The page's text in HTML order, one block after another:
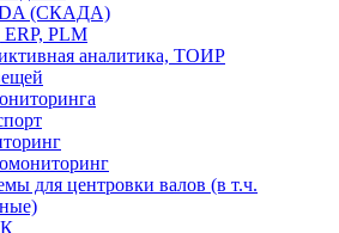
(СКАДА)
ERP, PLM
аналитика, ТОИР
для центровки валов (в т.ч.